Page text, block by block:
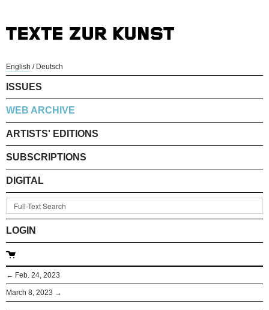
English / Deutsch
ISSUES
WEB ARCHIVE
ARTISTS' EDITIONS
SUBSCRIPTIONS
DIGITAL
LOGIN
← Feb. 24, 2023
March 8, 2023 →